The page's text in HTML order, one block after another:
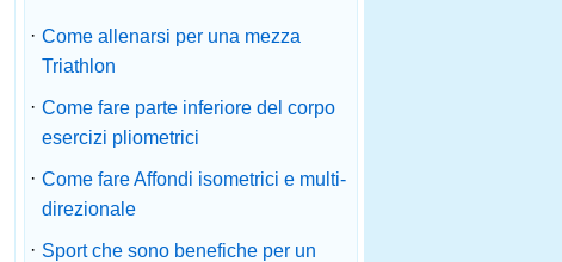
· Come allenarsi per una mezza
Triathlon
· Come fare parte inferiore del corpo
esercizi pliometrici
· Come fare Affondi isometrici e multi-
direzionale
· Sport che sono benefiche per un